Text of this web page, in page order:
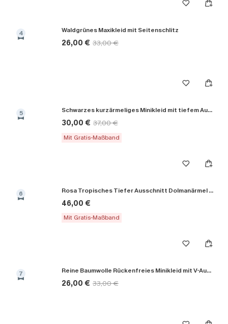
4 Waldgrünes Maxikleid mit Seitenschlitz
26,00 € 33,00 €
5 Schwarzes kurzärmeliges Minikleid mit tiefem Ausschnitt
30,00 € 37,00 €
Mit Gratis-Maßband
6 Rosa Tropisches Tiefer Ausschnitt Dolmanärmel Maxikleid
46,00 €
Mit Gratis-Maßband
7 Reine Baumwolle Rückenfreies Minikleid mit V-Ausschnitt
26,00 € 33,00 €